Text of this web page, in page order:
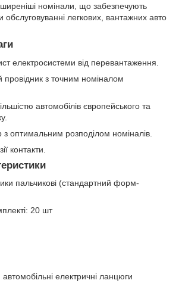
номінали, що забезпечують
обслуговуванні легкових, вантажних авто
електросистеми від перевантаження.
провідник з точним номіналом
автомобілів європейського та
з оптимальним розподілом номіналів.
контакти.
пальчикові (стандартний форм-
20 шт
електричні ланцюги